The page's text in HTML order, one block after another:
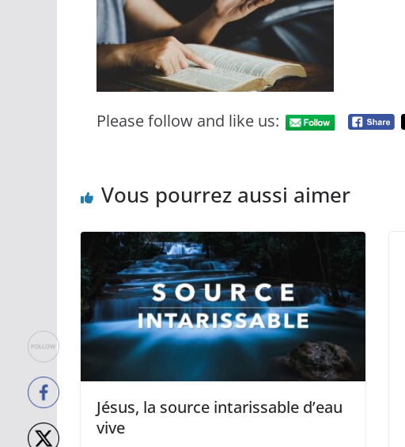
Please follow and like us:
Vous pourrez aussi aimer
Jésus, la source intarissable d’eau
vive